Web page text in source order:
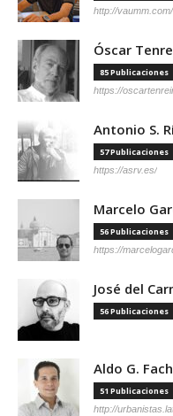
http://vaumm.com/
Óscar
85 Publicaciones
https://
Antonio S.
57 Publicaciones
https://asrv.es/
Marcelo
56 Publicaciones
https://
José del
56 Publicaciones
Aldo G.
51 Publicaciones
http://